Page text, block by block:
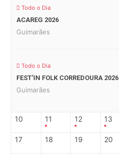
Todo o Dia
ACAREG 2026
Guimarães
Todo o Dia
FEST’IN FOLK CORREDOURA 2026
Guimarães
10 11 12 13
17 18 19 20